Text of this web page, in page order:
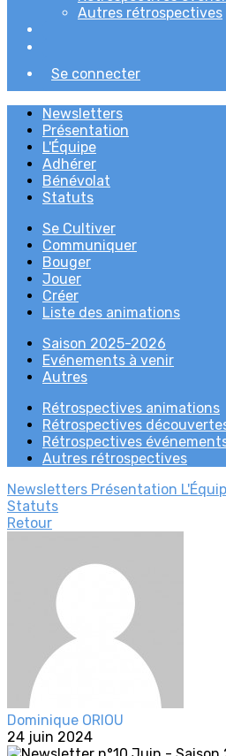
Autres rétrospectives
Se connecter
Newsletters
Présentation
L'Équipe
Adhérer
Bénévolat
Statuts
Se Cultiver
Communiquer
Bouger
Jouer
Créer
Liste des animations
Saison 2025-2026
Evénements à venir
Autres
Rétrospectives animations
Rétrospectives
Rétrospectives
Autres rétrospectives
Newsletters Présentation
Statuts
Retour
Dominique ORIOU
24 juin 2024